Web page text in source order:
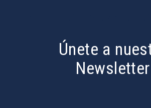
Únete a
Newsletter